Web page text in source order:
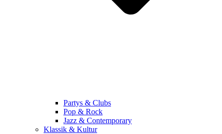
Partys & Clubs
Pop & Rock
Jazz & Contemporary
Klassik & Kultur